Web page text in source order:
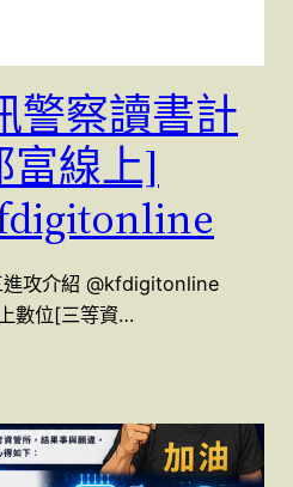
警察讀書計
線上]
進攻介紹 @kfdigitonline
數位[三等資…